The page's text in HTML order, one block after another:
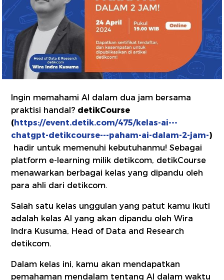
Ingin memahami AI dalam dua jam bersama
praktisi handal? detikCourse
(https://event.detik.com/475/kelas-ai---
chatgpt-detikcourse---paham-ai-dalam-2-jam-)
hadir untuk memenuhi kebutuhanmu! Sebagai
platform e-learning milik detikcom, detikCourse
menawarkan berbagai kelas yang dipandu oleh
para ahli dari detikcom.
Salah satu kelas unggulan yang patut kamu ikuti
adalah kelas AI yang akan dipandu oleh Wira
Indra Kusuma, Head of Data and Research
detikcom.
Dalam kelas ini, kamu akan mendapatkan
pemahaman mendalam tentang AI dalam waktu